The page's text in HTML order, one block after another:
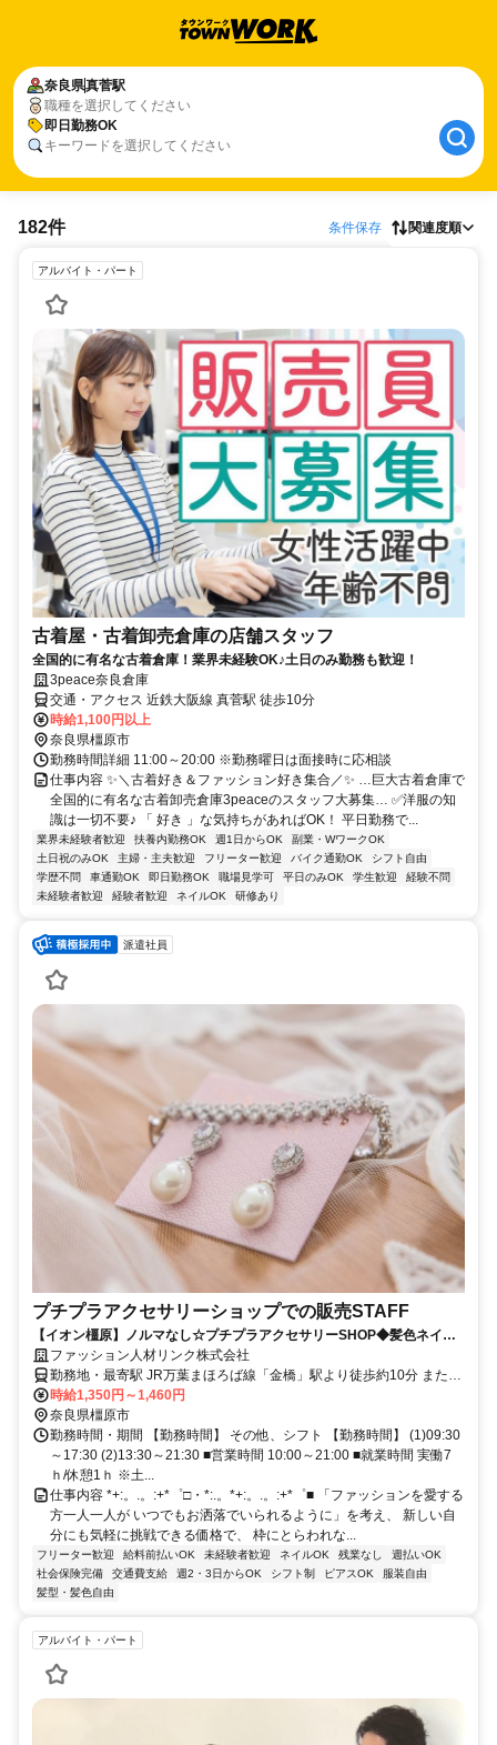
奈良県真菅駅
職種を選択してください
即日勤務OK
キーワードを選択してください
182件 条件保存 関連度順
アルバイト・パート
古着屋・古着卸売倉庫の店舗スタッフ
全国的に有名な古着倉庫！業界未経験OK♪土日のみ勤務も歓迎！
3peace奈良倉庫
交通・アクセス 近鉄大阪線 真菅駅 徒歩10分
時給1,100円以上
奈良県橿原市
勤務時間詳細 11:00～20:00 ※勤務曜日は面接時に応相談
仕事内容 ✨＼古着好き＆ファッション好き集合／✨ …巨大古着倉庫で
全国的に有名な古着卸売倉庫3peaceのスタッフ大募集… ✅洋服の知
識は一切不要♪ 「 好き 」な気持ちがあればOK！ 平日勤務で...
業界未経験者歓迎 扶養内勤務OK 週1日からOK
副業・WワークOK
土日祝のみOK
主婦・主夫歓迎 フリーター歓迎 バイク通勤OK
シフト自由
学歴不問
車通勤OK 即日勤務OK 職場見学可 平日のみOK 学生歓迎
経験不問
未経験者歓迎
経験者歓迎 ネイルOK 研修あり
派遣社員
プチプラアクセサリーショップでの販売STAFF
【イオン橿原】ノルマなし☆プチプラアクセサリーSHOP◆髪色ネイル
自由◎日週払い有♪カンタンお電話登録OK
ファッション人材リンク株式会社
勤務地・最寄駅 JR万葉まほろば線「金橋」駅より徒歩約10分 または
近鉄「大和八木」駅より直通バスあり 京奈和自動車道「橿原北IC」
時給1,350円～1,460円
奈良県橿原市
勤務時間・期間 【勤務時間】 その他、シフト 【勤務時間】 (1)09:30
～17:30 (2)13:30～21:30 ■営業時間 10:00～21:00 ■就業時間 実働7
ｈ/休憩1ｈ ※土...
仕事内容 *+:。.。:+*゜□・*:.。*+:。.。:+*゜■ 「ファッションを愛する
方一人一人が いつでもお洒落でいられるように」を考え、 新しい自
分にも気軽に挑戦できる価格で、 枠にとらわれな...
フリーター歓迎 給料前払いOK 未経験者歓迎 ネイルOK 残業なし
週払いOK
社会保険完備
交通費支給 週2・3日からOK シフト制 ピアスOK
服装自由
髪型・髪色自由
アルバイト・パート